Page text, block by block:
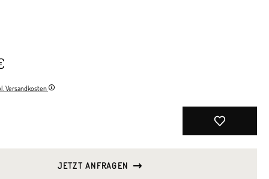
Versandkosten
JETZT ANFRAGEN